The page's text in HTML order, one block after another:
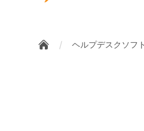
/ ヘルプデスクソフ